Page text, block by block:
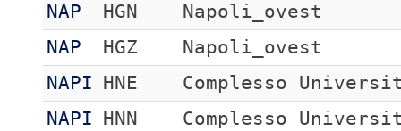
NAP
HGN
Napoli_ovest
NAP
HGZ
Napoli_ovest
NAPI
HNE
Complesso
NAPI
HNN
Complesso